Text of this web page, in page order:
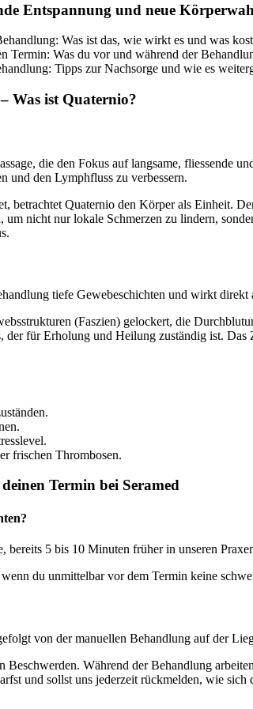
Entspannung und neue
Was ist das, wie wirkt es und was
Termin: Was du vor und während der
Tipps zur Nachsorge und wie es
Was ist Quaternio?
die den Fokus auf langsame, fliessende
und den Lymphfluss zu verbessern.
betrachtet Quaternio den Körper als Einheit.
nicht nur lokale Schmerzen zu lindern,
tiefe Gewebeschichten und wirkt
(Faszien) gelockert, die
für Erholung und Heilung zuständig ist.
frischen Thrombosen.
Termin bei Seramed
bereits 5 bis 10 Minuten früher in unseren
du unmittelbar vor dem Termin keine
von der manuellen Behandlung auf der
Beschwerden. Während der Behandlung
und sollst uns jederzeit rückmelden, wie